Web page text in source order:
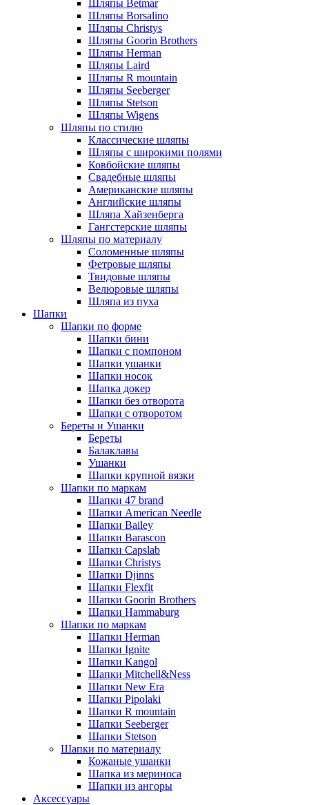
Шляпы Betmar
Шляпы Borsalino
Шляпы Christys
Шляпы Goorin Brothers
Шляпы Herman
Шляпы Laird
Шляпы R mountain
Шляпы Seeberger
Шляпы Stetson
Шляпы Wigens
Шляпы по стилю
Классические шляпы
Шляпы с широкими полями
Ковбойские шляпы
Свадебные шляпы
Американские шляпы
Английские шляпы
Шляпа Хайзенберга
Гангстерские шляпы
Шляпы по материалу
Соломенные шляпы
Фетровые шляпы
Твидовые шляпы
Велюровые шляпы
Шляпа из пуха
Шапки
Шапки по форме
Шапки бини
Шапки с помпоном
Шапки ушанки
Шапки носок
Шапка докер
Шапки без отворота
Шапки с отворотом
Береты и Ушанки
Береты
Балаклавы
Ушанки
Шапки крупной вязки
Шапки по маркам
Шапки 47 brand
Шапки American Needle
Шапки Bailey
Шапки Barascon
Шапки Capslab
Шапки Christys
Шапки Djinns
Шапки Flexfit
Шапки Goorin Brothers
Шапки Hammaburg
Шапки по маркам
Шапки Herman
Шапки Ignite
Шапки Kangol
Шапки Mitchell&Ness
Шапки New Era
Шапки Pipolaki
Шапки R mountain
Шапки Seeberger
Шапки Stetson
Шапки по материалу
Кожаные ушанки
Шапка из мериноса
Шапки из ангоры
Аксессуары